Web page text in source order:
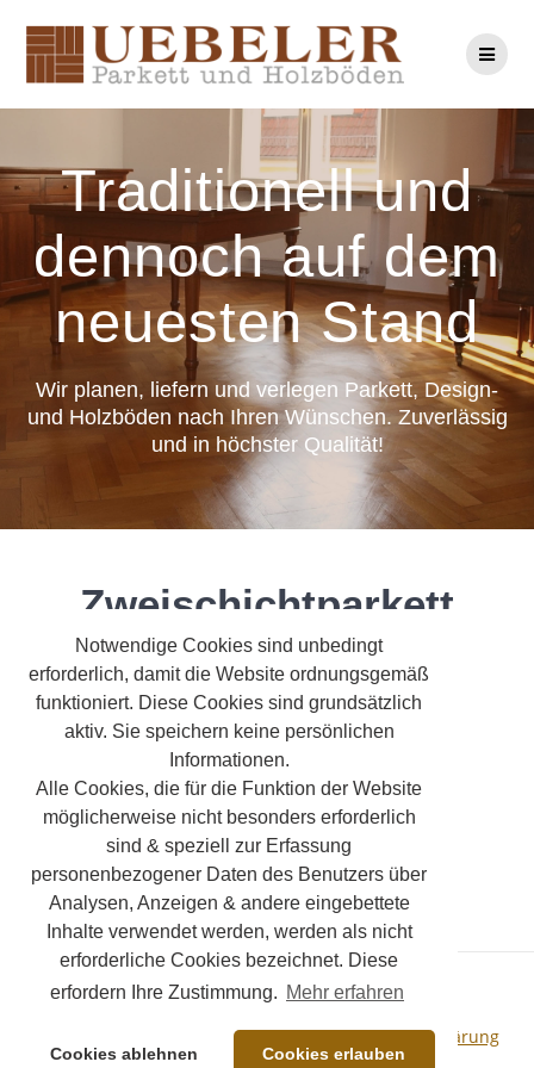
Notwendige Cookies sind unbedingt
erforderlich, damit die Website ordnungsgemäß
funktioniert. Diese Cookies sind grundsätzlich
aktiv. Sie speichern keine persönlichen
Informationen.
Alle Cookies, die für die Funktion der Website
möglicherweise nicht besonders erforderlich
sind & speziell zur Erfassung
personenbezogener Daten des Benutzers über
Analysen, Anzeigen & andere eingebettete
Inhalte verwendet werden, werden als nicht
erforderliche Cookies bezeichnet. Diese
erfordern Ihre Zustimmung. Mehr erfahren
Cookies ablehnen Cookies erlauben
Inhalt
springen
Traditionell und
dennoch auf dem
neuesten Stand
Wir planen, liefern und verlegen Parkett, Design-
und Holzböden nach Ihren Wünschen. Zuverlässig
und in höchster Qualität!
Zweischichtparkett
Zweischichtparkett-
Eiche-Fischgräte
Zweischichtparkett-
Eiche-Stab-Detail
Impressum Datenschutzerklärung